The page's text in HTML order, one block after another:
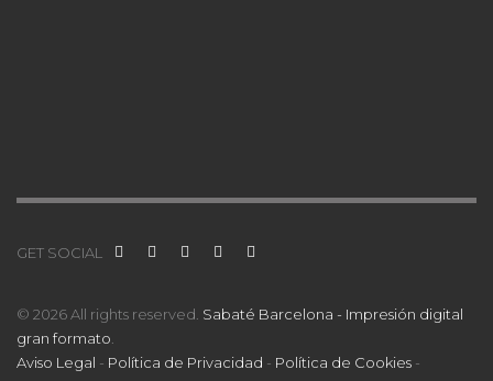
GET SOCIAL
© 2026 All rights reserved. Sabaté Barcelona - Impresión digital
gran formato.
Aviso Legal - Política de Privacidad - Política de Cookies -